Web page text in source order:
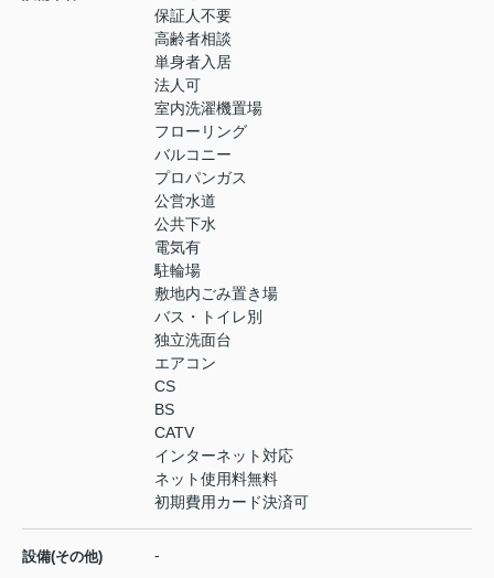
保証人不要
高齢者相談
単身者入居
法人可
室内洗濯機置場
フローリング
バルコニー
プロパンガス
公営水道
公共下水
電気有
駐輪場
敷地内ごみ置き場
バス・トイレ別
独立洗面台
エアコン
CS
BS
CATV
インターネット対応
ネット使用料無料
初期費用カード決済可
設備(その他) -